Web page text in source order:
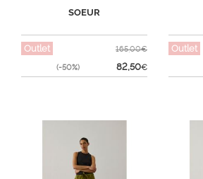
SOEUR
Outlet
(-50%)
165,00€
82,50€
Outlet